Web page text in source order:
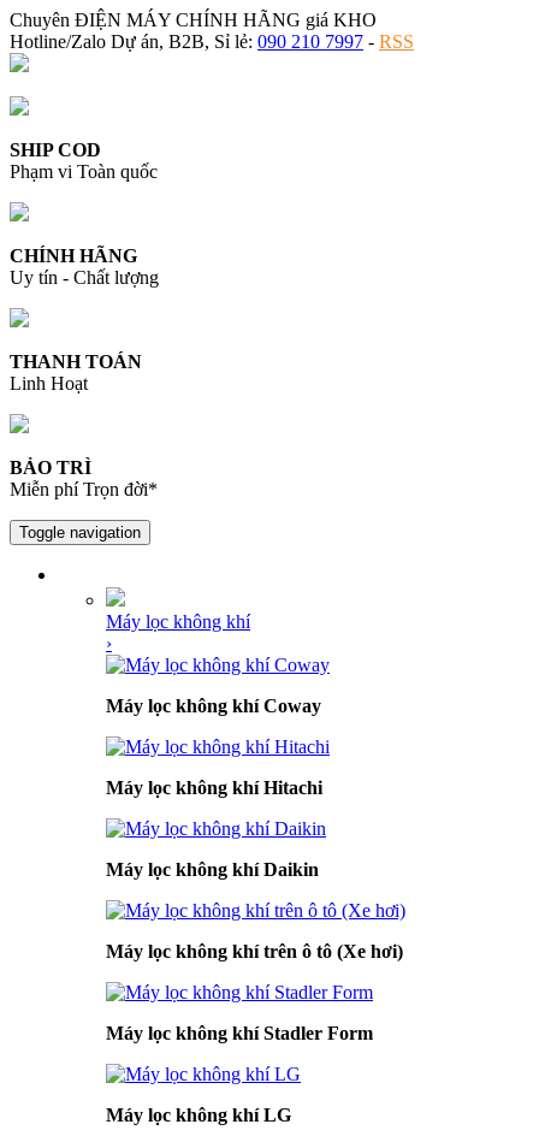
Chuyên ĐIỆN MÁY CHÍNH HÃNG giá KHO
Hotline/Zalo Dự án, B2B, Sỉ lẻ: 090 210 7997 - RSS
SHIP COD
Phạm vi Toàn quốc
CHÍNH HÃNG
Uy tín - Chất lượng
THANH TOÁN
Linh Hoạt
BẢO TRÌ
Miễn phí Trọn đời*
Toggle navigation
Máy lọc không khí
›
Máy lọc không khí Coway
Máy lọc không khí Hitachi
Máy lọc không khí Daikin
Máy lọc không khí trên ô tô (Xe hơi)
Máy lọc không khí Stadler Form
Máy lọc không khí LG